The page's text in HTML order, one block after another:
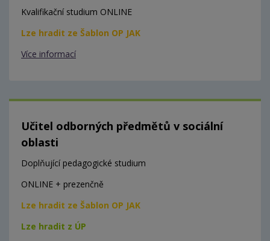
Kvalifikační studium ONLINE
Lze hradit ze Šablon OP JAK
Více informací
Učitel odborných předmětů v sociální
oblasti
Doplňující pedagogické studium
ONLINE + prezenčně
Lze hradit ze Šablon OP JAK
Lze hradit z ÚP